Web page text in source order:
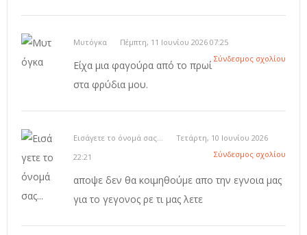
Μυτόγκα
Πέμπτη, 11 Ιουνίου 2026 07:25
Σύνδεσμος σχολίου
Είχα μια φαγούρα από το πρωί
στα φρύδια μου.
Εισάγετε το όνομά σας...
Τετάρτη, 10 Ιουνίου 2026
22:21
Σύνδεσμος σχολίου
αποψε δεν θα κοιμηθούμε απο την εγνοια μας
για το γεγονος ρε τι μας λετε